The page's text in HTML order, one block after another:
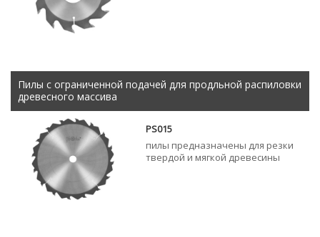
Пилы с ограниченной подачей для продльной распиловки
древесного массива
PS015
пилы предназначены для резки
твердой и мягкой древесины